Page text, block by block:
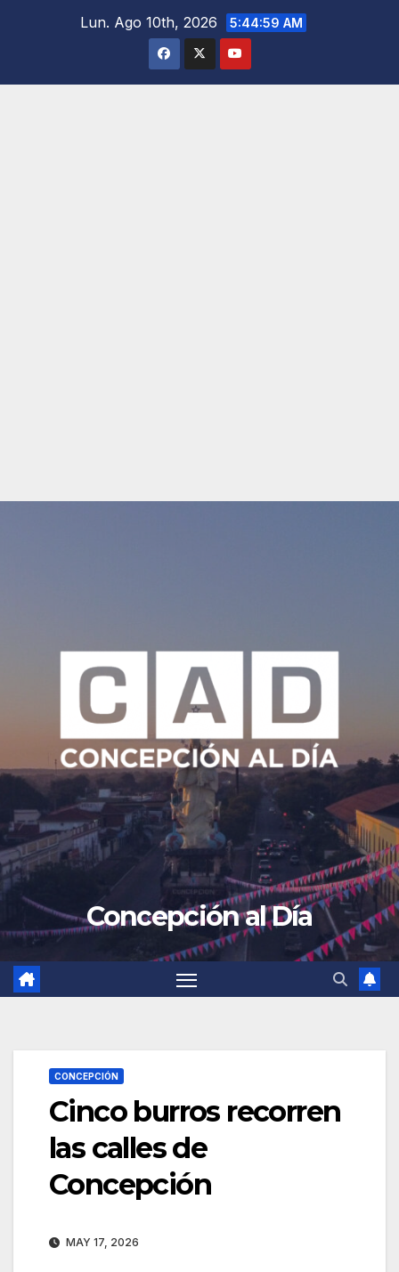
Lun. Ago 10th, 2026 5:45:00 AM
Concepción al Día
CONCEPCIÓN
Cinco burros recorren
las calles de
Concepción
MAY 17, 2026